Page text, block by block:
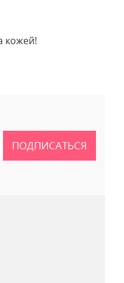
кожей!
ПОДПИСАТЬСЯ